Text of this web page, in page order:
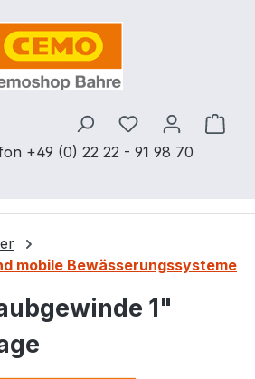
+49 (0) 22 22 - 91 98 70
Du hast 0
mobile Bewässerungssysteme
1"